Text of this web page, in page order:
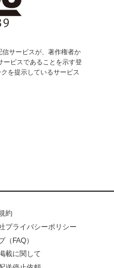
サービスが、著作権者か
ービスであることを示す登
を提示しているサービス
約
プライバシーポリシー
（FAQ）
載に関して